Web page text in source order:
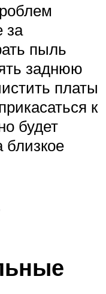
за
пыль
заднюю
платы
к
будет
близкое